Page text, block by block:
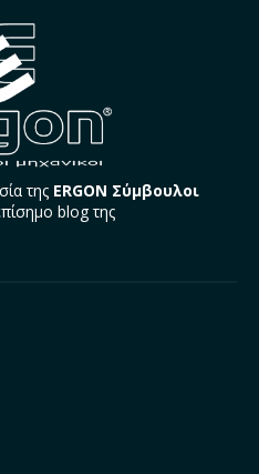
της ERGON Σύμβουλοι
blog της